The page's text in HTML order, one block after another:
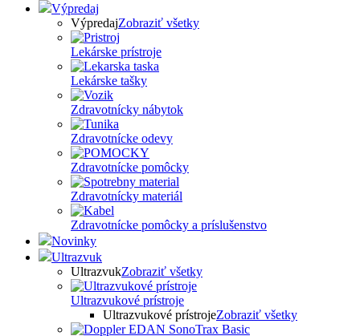
Výpredaj
VýpredajZobraziť všetky
Lekárske prístroje
Lekárske tašky
Zdravotnícky nábytok
Zdravotnícke odevy
Zdravotnícke pomôcky
Zdravotnícky materiál
Zdravotnícke pomôcky a príslušenstvo
Novinky
Ultrazvuk
UltrazvukZobraziť všetky
Ultrazvukové prístroje
Ultrazvukové prístrojeZobraziť všetky